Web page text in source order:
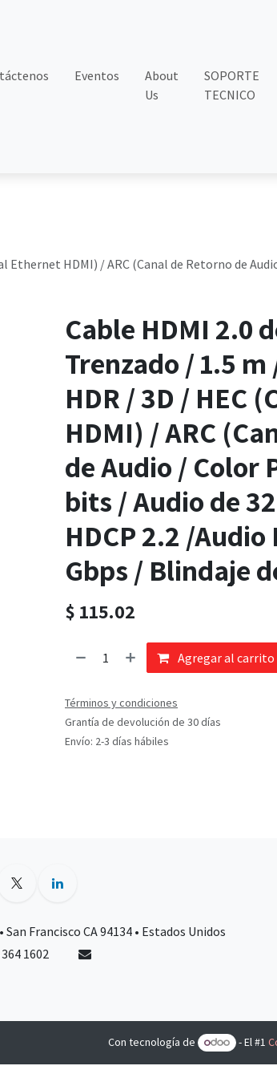
Eventos
About
Us
SOPORTE
TECNICO
Ethernet HDMI) / ARC (Canal de Retorno de
Cable HDMI 2.0
Trenzado / 1.5 m
HDR / 3D / HEC
HDMI) / ARC
de Audio / Color
bits / Audio de
HDCP 2.2 /Audio
Gbps / Blindaje
$ 115.02
Agregar al carrito
Términos y condiciones
Grantía de devolución de 30 días
Envío: 2-3 días hábiles
Francisco CA 94134 • Estados Unidos
1602
Con tecnología de - El #1